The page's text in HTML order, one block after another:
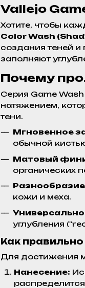
Vallejo
Хотите, чтобы
Color Wash
создания теней и
заполняют
Почему
Серия Game
натяжением,
тени.
Мгновенное
обычной
Матовый
органических
кожи и меха.
углубления
Как
Для достижения
Нанесение: